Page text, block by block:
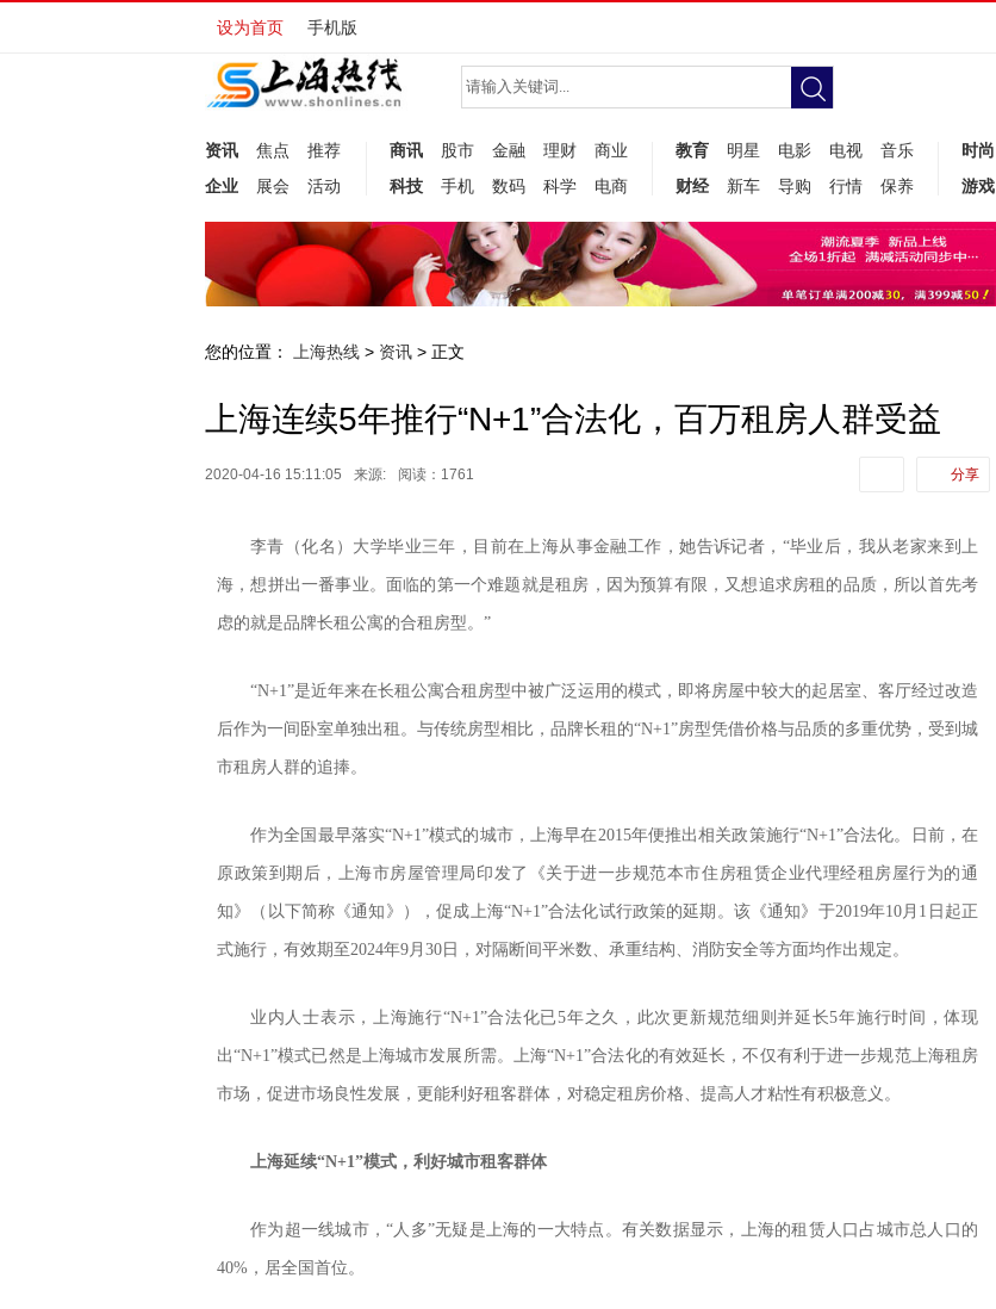
设为首页 手机版
资讯 焦点
推荐
企业
展会 活动
商讯 股市 金融 理财
商业
科技
手机 数码 科学 电商
教育 明星 电影 电视
音乐
财经
新车 导购 行情 保养
时尚
游戏
您的位置： 上海热线 > 资讯 > 正文
上海连续5年推行“N+1”合法化，百万租房人群受益
2020-04-16 15:11:05 来源: 阅读：1761 分享
李青（化名）大学毕业三年，目前在上海从事金融工作，她告诉记者，“毕业后，我从老家来到上
海，想拼出一番事业。面临的第一个难题就是租房，因为预算有限，又想追求房租的品质，所以首先考
虑的就是品牌长租公寓的合租房型。”
“N+1”是近年来在长租公寓合租房型中被广泛运用的模式，即将房屋中较大的起居室、客厅经过改造
后作为一间卧室单独出租。与传统房型相比，品牌长租的“N+1”房型凭借价格与品质的多重优势，受到城
市租房人群的追捧。
作为全国最早落实“N+1”模式的城市，上海早在2015年便推出相关政策施行“N+1”合法化。日前，在
原政策到期后，上海市房屋管理局印发了《关于进一步规范本市住房租赁企业代理经租房屋行为的通
知》（以下简称《通知》），促成上海“N+1”合法化试行政策的延期。该《通知》于2019年10月1日起正
式施行，有效期至2024年9月30日，对隔断间平米数、承重结构、消防安全等方面均作出规定。
业内人士表示，上海施行“N+1”合法化已5年之久，此次更新规范细则并延长5年施行时间，体现
出“N+1”模式已然是上海城市发展所需。上海“N+1”合法化的有效延长，不仅有利于进一步规范上海租房
市场，促进市场良性发展，更能利好租客群体，对稳定租房价格、提高人才粘性有积极意义。
上海延续“N+1”模式，利好城市租客群体
作为超一线城市，“人多”无疑是上海的一大特点。有关数据显示，上海的租赁人口占城市总人口的
40%，居全国首位。